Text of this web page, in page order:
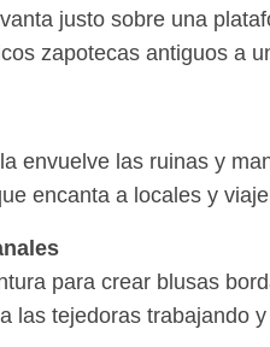
justo sobre una
zapotecas antiguos a
envuelve las ruinas y
encanta a locales y
para crear blusas
las tejedoras trabajando